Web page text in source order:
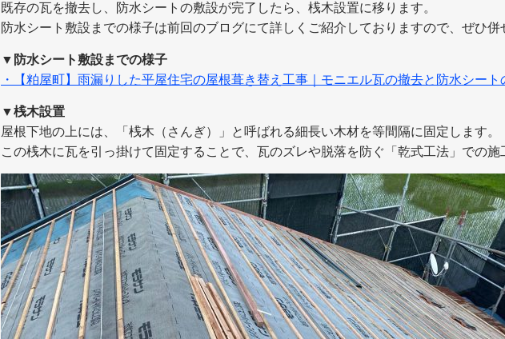
既存の瓦を撤去し、防水シートの敷設が完了したら、桟木設置に移ります。
防水シート敷設までの様子は前回のブログにて詳しくご紹介しておりますので、ぜひ併
▼防水シート敷設までの様子
・【粕屋町】雨漏りした平屋住宅の屋根葺き替え工事｜モニエル瓦の撤去と防水シー
▼桟木設置
屋根下地の上には、「桟木（さんぎ）」と呼ばれる細長い木材を等間隔に固定します。
この桟木に瓦を引っ掛けて固定することで、瓦のズレや脱落を防ぐ「乾式工法」での施